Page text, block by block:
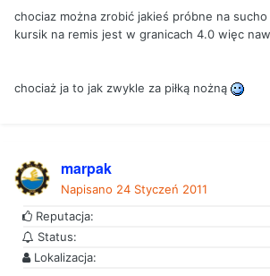
chociaz można zrobić jakieś próbne na
kursik na remis jest w granicach 4.0 więc
chociaż ja to jak zwykle za piłką nożną
marpak
Napisano 24 Styczeń 2011
Reputacja:
Status:
Lokalizacja: